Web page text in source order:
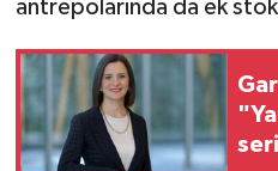
antrepolarında da ek